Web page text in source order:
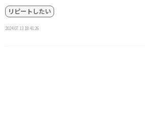
リピートしたい
2024.07.13 18:41:26